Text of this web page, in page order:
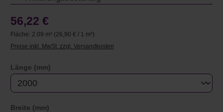
56,22 €
Fläche: 2.09 m² (26,90 € / 1 m²)
Preise inkl. MwSt. zzgl. Versandkosten
Länge (mm)
Breite (mm)